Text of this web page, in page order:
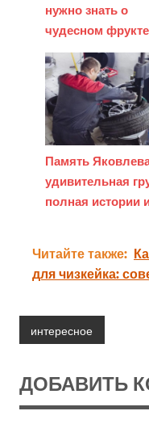
нужно знать о
чудесном фрукте
Память
удивительная
полная истории
Читайте также:
для чизкейка:
интересное
ДОБАВИТЬ